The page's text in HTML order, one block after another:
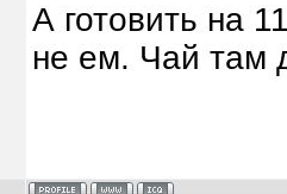
А готовить на
не ем. Чай там